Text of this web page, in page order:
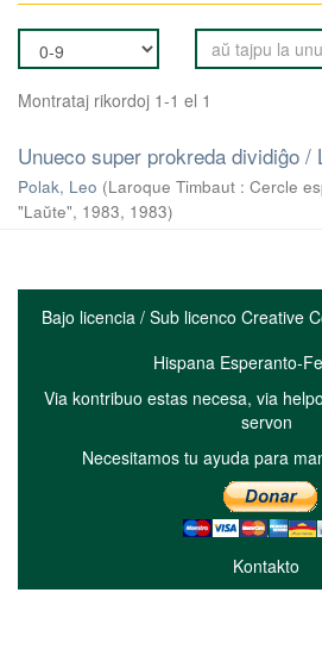
Montrataj rikordoj 1-1 el 1
Unueco super prokreda dividiĝo /
Polak, Leo (Laroque Timbaut : Cercle
"Laŭte", 1983, 1983)
Bajo licencia / Sub licenco Creative
Hispana Esperanto-
Via kontribuo estas necesa, via
servon
Necesitamos tu ayuda para
Kontakto